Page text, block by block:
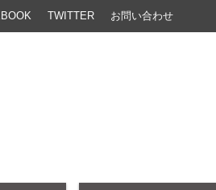
TWITTER お問い合わせ